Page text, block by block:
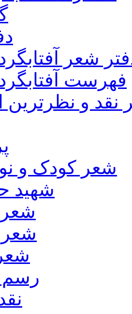
شعر
فهرست
نقد و نظرترین
شعر کودک و
شهید
شعر